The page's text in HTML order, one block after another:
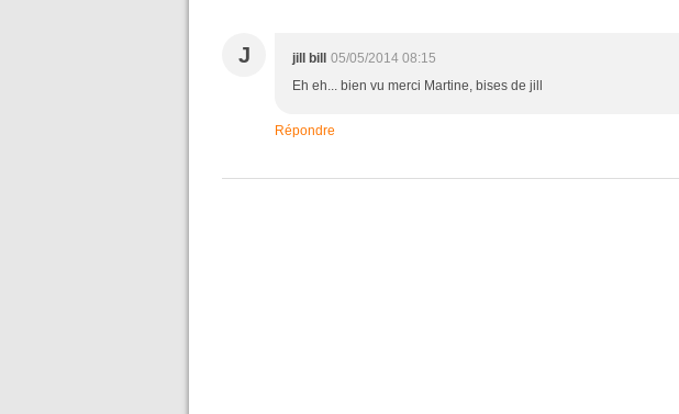
J jill bill
05/05/2014 08:15
Eh eh... bien vu merci Martine, bises de jill
Répondre